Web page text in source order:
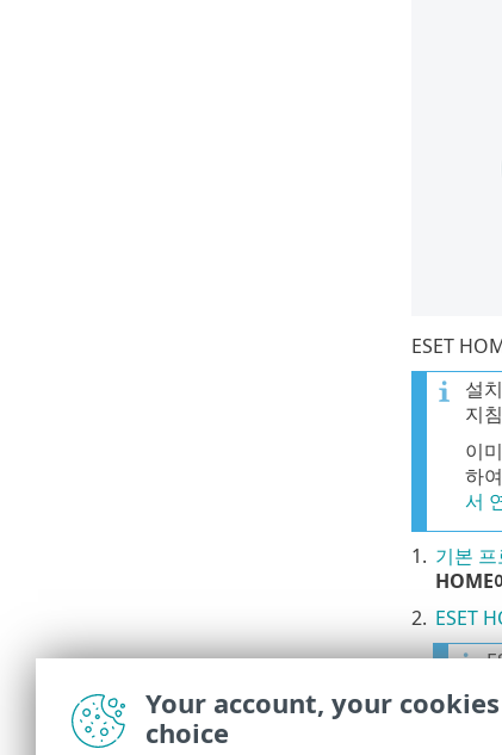
ESET
설
지
이
하
서
1. 기본
HOME
2. ESET
Your account, your cookies
choice